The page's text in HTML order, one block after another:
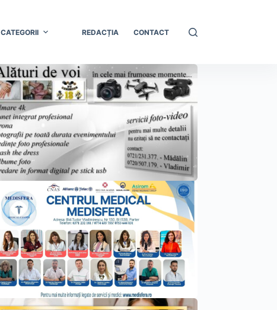
CATEGORII REDACȚIA CONTACT